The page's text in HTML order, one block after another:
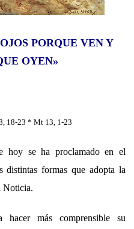
PORQUE VEN Y
OYEN»
18-23 * Mt 13, 1-23
hoy se ha proclamado en el
distintas formas que adopta la
Noticia.
más comprensible su